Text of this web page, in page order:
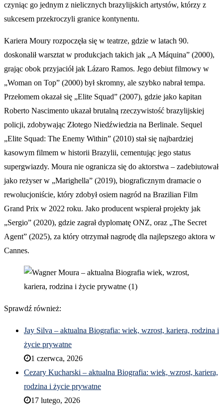
czyniąc go jednym z nielicznych brazylijskich artystów, którzy z
sukcesem przekroczyli granice kontynentu.
Kariera Moury rozpoczęła się w teatrze, gdzie w latach 90.
doskonalił warsztat w produkcjach takich jak „A Máquina” (2000),
grając obok przyjaciół jak Lázaro Ramos. Jego debiut filmowy w
„Woman on Top” (2000) był skromny, ale szybko nabrał tempa.
Przełomem okazał się „Elite Squad” (2007), gdzie jako kapitan
Roberto Nascimento ukazał brutalną rzeczywistość brazylijskiej
policji, zdobywając Złotego Niedźwiedzia na Berlinale. Sequel
„Elite Squad: The Enemy Within” (2010) stał się najbardziej
kasowym filmem w historii Brazylii, cementując jego status
supergwiazdy. Moura nie ogranicza się do aktorstwa – zadebiutował
jako reżyser w „Marighella” (2019), biograficznym dramacie o
rewolucjoniście, który zdobył osiem nagród na Brazilian Film
Grand Prix w 2022 roku. Jako producent wspierał projekty jak
„Sergio” (2020), gdzie zagrał dyplomatę ONZ, oraz „The Secret
Agent” (2025), za który otrzymał nagrodę dla najlepszego aktora w
Cannes.
Sprawdź również:
Jay Silva – aktualna Biografia: wiek, wzrost, kariera, rodzina i
życie prywatne
1 czerwca, 2026
Cezary Kucharski – aktualna Biografia: wiek, wzrost, kariera,
rodzina i życie prywatne
17 lutego, 2026